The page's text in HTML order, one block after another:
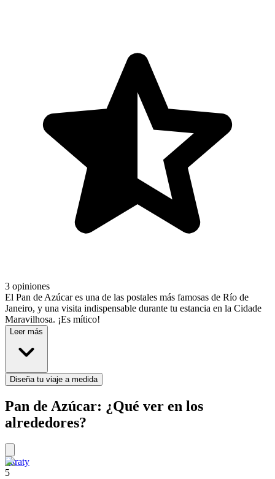
3 opiniones
El Pan de Azúcar es una de las postales más famosas de Río de
Janeiro, y una visita indispensable durante tu estancia en la Cidade
Maravilhosa. ¡Es mítico!
Leer más
Diseña tu viaje a medida
Pan de Azúcar: ¿Qué ver en los
alrededores?
Paraty
5